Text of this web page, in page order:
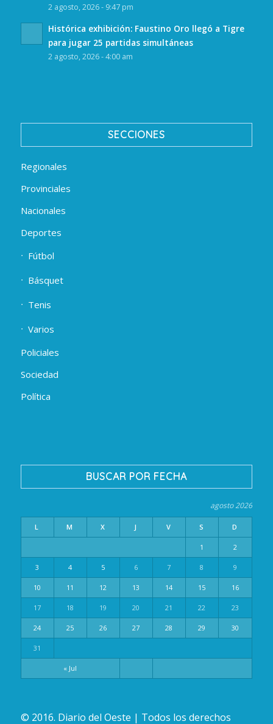
2 agosto, 2026 - 9:47 pm
Histórica exhibición: Faustino Oro llegó a Tigre
para jugar 25 partidas simultáneas
2 agosto, 2026 - 4:00 am
SECCIONES
Regionales
Provinciales
Nacionales
Deportes
Fútbol
Básquet
Tenis
Varios
Policiales
Sociedad
Política
BUSCAR POR FECHA
agosto 2026
L M X J V S D
« Jul
1 2
3 4 5 6 7 8 9
10 11 12 13 14 15 16
17 18 19 20 21 22 23
24 25 26 27 28 29 30
31
© 2016. Diario del Oeste | Todos los derechos